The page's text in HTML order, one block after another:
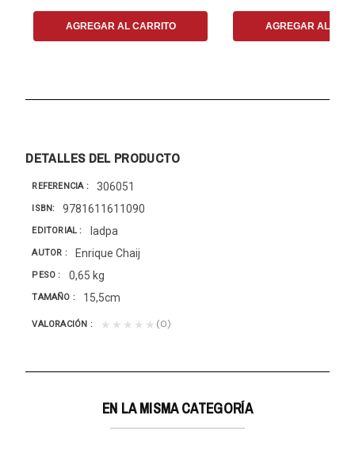
AGREGAR AL CARRITO AGREGAR AL
DETALLES DEL PRODUCTO
REFERENCIA 306051
ISBN 9781611611090
EDITORIAL Iadpa
AUTOR Enrique Chaij
PESO 0,65 kg
TAMAÑO 15,5cm
VALORACIÓN ★★★★★ (0)
EN LA MISMA CATEGORÍA